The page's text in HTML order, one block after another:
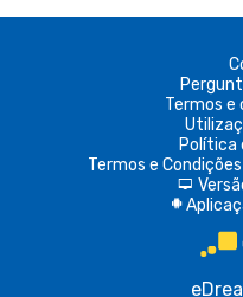
Termos e
Política
Termos e
d
A